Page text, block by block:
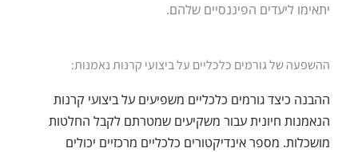
יתאימו ליעדים הפיננסיים שלהם.
ההשפעה של גורמים כלכליים על ביצועי קרנות נאמנות:
ההבנה כיצד גורמים כלכליים משפיעים על ביצועי קרנות
הנאמנות חיונית עבור משקיעים שמטרתם לקבל החלטות
מושכלות. מספר אינדיקטורים כלכליים מרכזיים יכולים